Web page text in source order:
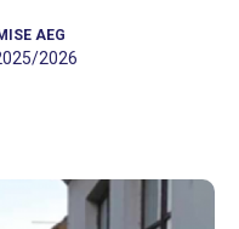
AEG
2026